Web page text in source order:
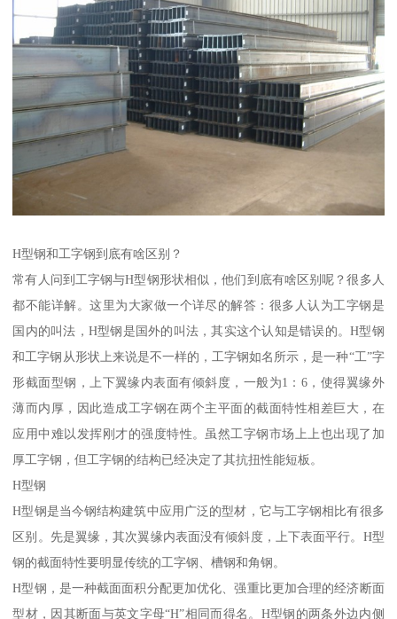
H型钢和工字钢到底有啥区别？
常有人问到工字钢与H型钢形状相似，他们到底有啥区别呢？很多人
都不能详解。这里为大家做一个详尽的解答：很多人认为工字钢是
国内的叫法，H型钢是国外的叫法，其实这个认知是错误的。H型钢
和工字钢从形状上来说是不一样的，工字钢如名所示，是一种“工”字
形截面型钢，上下翼缘内表面有倾斜度，一般为1：6，使得翼缘外
薄而内厚，因此造成工字钢在两个主平面的截面特性相差巨大，在
应用中难以发挥刚才的强度特性。虽然工字钢市场上上也出现了加
厚工字钢，但工字钢的结构已经决定了其抗扭性能短板。
H型钢
H型钢是当今钢结构建筑中应用广泛的型材，它与工字钢相比有很多
区别。先是翼缘，其次翼缘内表面没有倾斜度，上下表面平行。H型
钢的截面特性要明显传统的工字钢、槽钢和角钢。
H型钢，是一种截面面积分配更加优化、强重比更加合理的经济断面
型材，因其断面与英文字母“H”相同而得名。H型钢的两条外边内侧